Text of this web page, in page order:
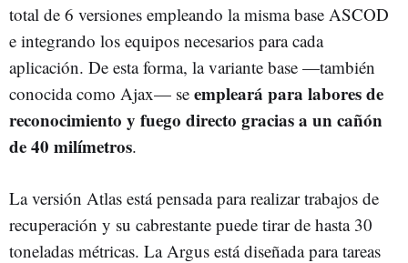
total de 6 versiones empleando la misma base ASCOD
e integrando los equipos necesarios para cada
aplicación. De esta forma, la variante base —también
conocida como Ajax— se empleará para labores de
reconocimiento y fuego directo gracias a un cañón
de 40 milímetros.
La versión Atlas está pensada para realizar trabajos de
recuperación y su cabrestante puede tirar de hasta 30
toneladas métricas. La Argus está diseñada para tareas